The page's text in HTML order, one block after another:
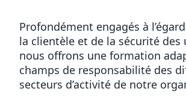
Profondément engagés à
la clientèle et de la sécurité des
nous offrons une formation
champs de responsabilité des
secteurs d’activité de notre